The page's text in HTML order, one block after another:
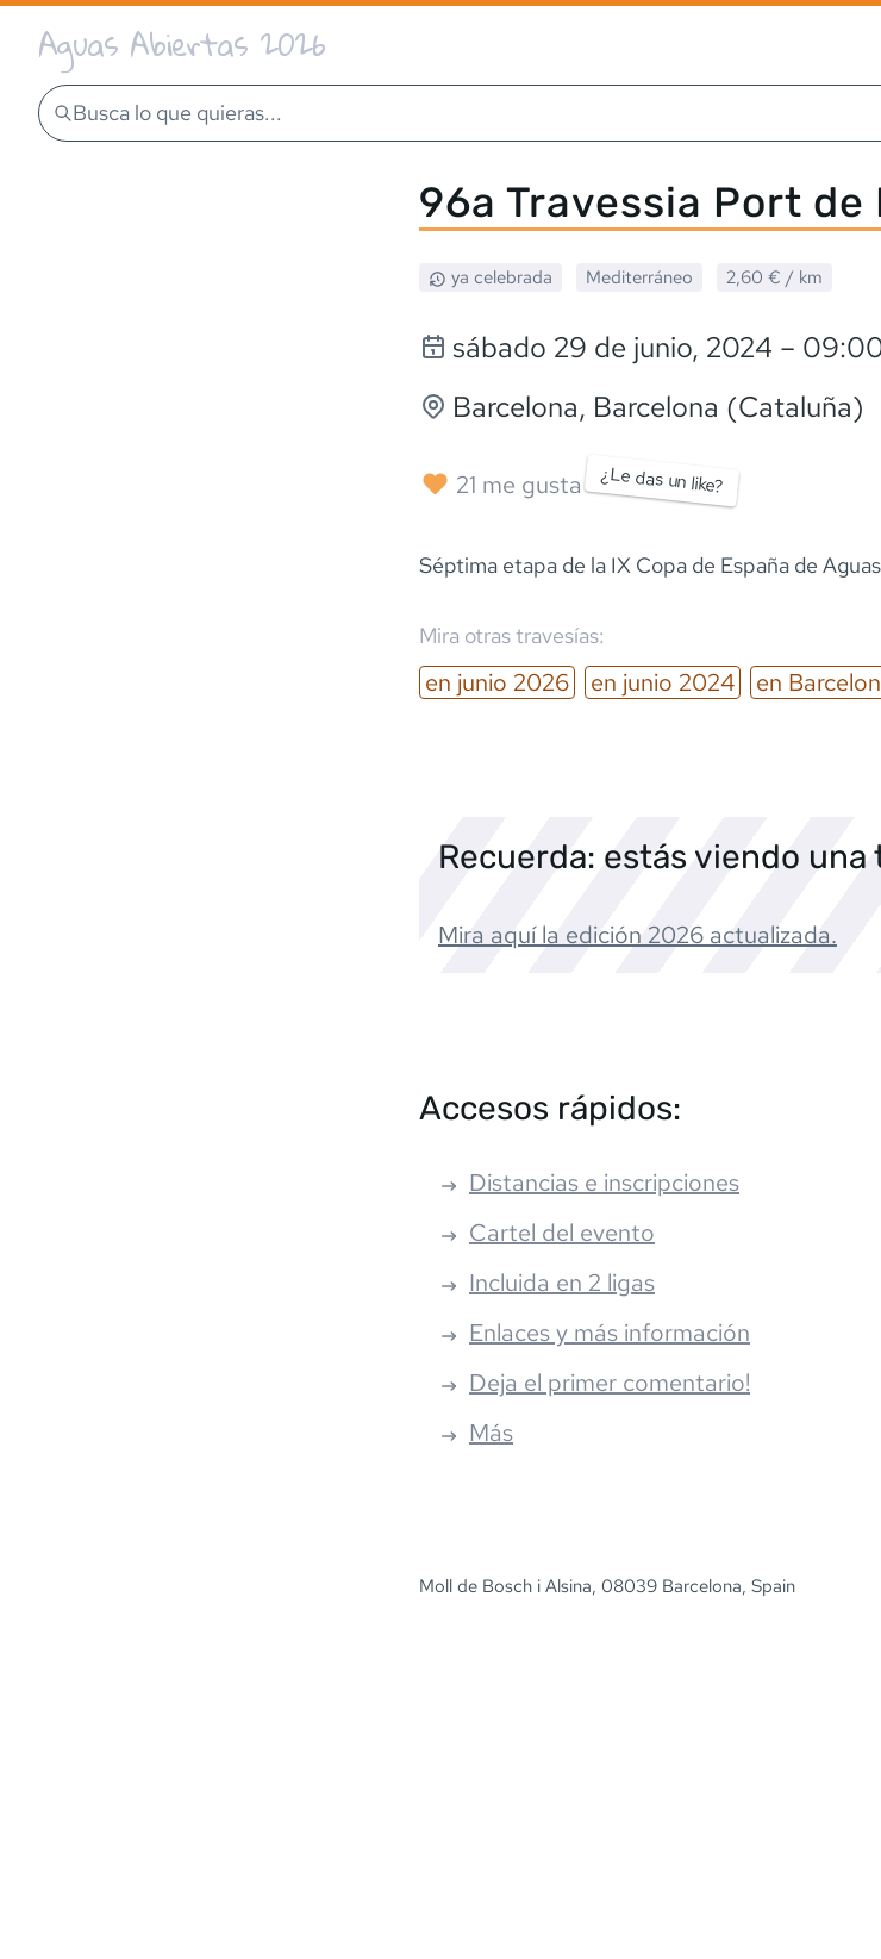
Aguas Abiertas 2026
Busca lo que quieras...
96a Travessia Port de
ya celebrada Mediterráneo 2,60 € / km
sábado 29 de junio, 2024 –
Barcelona, Barcelona (Cataluña)
21 me gusta ¿Le das un like?
Séptima etapa de la IX Copa de España de
Mira otras travesías:
en junio 2026 en junio 2024 en
Recuerda: estás viendo una
Mira aquí la edición 2026 actualizada.
Accesos rápidos:
Distancias e inscripciones
Cartel del evento
Incluida en 2 ligas
Enlaces y más información
Deja el primer comentario!
Más
Moll de Bosch i Alsina, 08039 Barcelona, Spain